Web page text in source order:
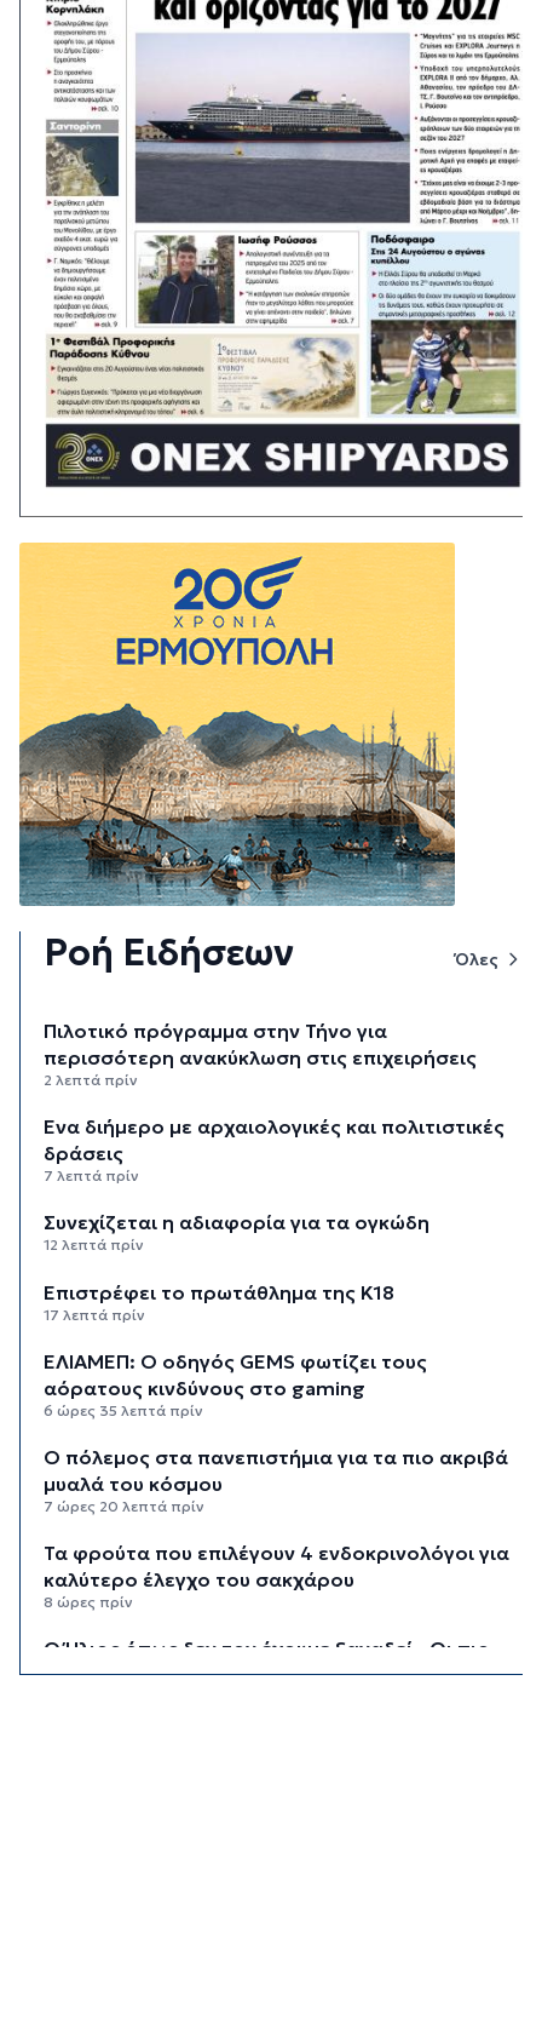
Ροή Ειδήσεων Όλες
Πιλοτικό πρόγραμμα στην Τήνο για
περισσότερη ανακύκλωση στις επιχειρήσεις
2 λεπτά πρίν
Ένα διήμερο με αρχαιολογικές και πολιτιστικές
δράσεις
7 λεπτά πρίν
Συνεχίζεται η αδιαφορία για τα ογκώδη
12 λεπτά πρίν
Επιστρέφει το πρωτάθλημα της Κ18
17 λεπτά πρίν
ΕΛΙΑΜΕΠ: Ο οδηγός GEMS φωτίζει τους
αόρατους κινδύνους στο gaming
6 ώρες 35 λεπτά πρίν
Ο πόλεμος στα πανεπιστήμια για τα πιο ακριβά
μυαλά του κόσμου
7 ώρες 20 λεπτά πρίν
Τα φρούτα που επιλέγουν 4 ενδοκρινολόγοι για
καλύτερο έλεγχο του σακχάρου
8 ώρες πρίν
Ο Ήλιος όπως δεν τον έχουμε ξαναδεί - Οι πιο
λεπτομερείς εικόνες που έχουν καταγραφεί